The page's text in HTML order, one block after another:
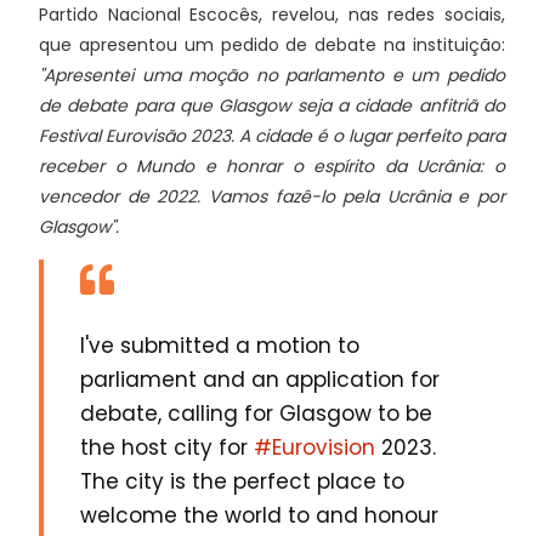
Partido Nacional Escocês, revelou, nas redes sociais,
que apresentou um pedido de debate na instituição:
"Apresentei uma moção no parlamento e um pedido
de debate para que Glasgow seja a cidade anfitriã do
Festival Eurovisão 2023. A cidade é o lugar perfeito para
receber o Mundo e honrar o espírito da Ucrânia: o
vencedor de 2022. Vamos fazê-lo pela Ucrânia e por
Glasgow".
I've submitted a motion to
parliament and an application for
debate, calling for Glasgow to be
the host city for #Eurovision 2023.
The city is the perfect place to
welcome the world to and honour